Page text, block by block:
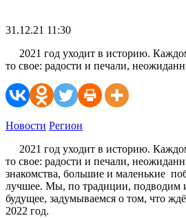
31.12.21 11:30
2021 год уходит в историю.
то свое: радости и печали,
Новости Регион
2021 год уходит в историю.
то свое: радости и печали,
знакомства, большие и маленькие
лучшее. Мы, по традиции, подводим
будущее, задумываемся о том, что
2022 год.